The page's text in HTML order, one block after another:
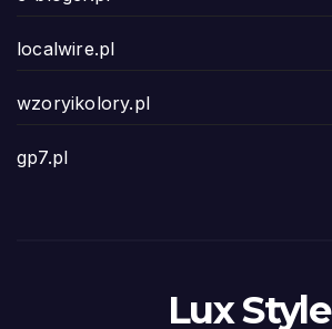
localwire.pl
wzoryikolory.pl
gp7.pl
Lux Style